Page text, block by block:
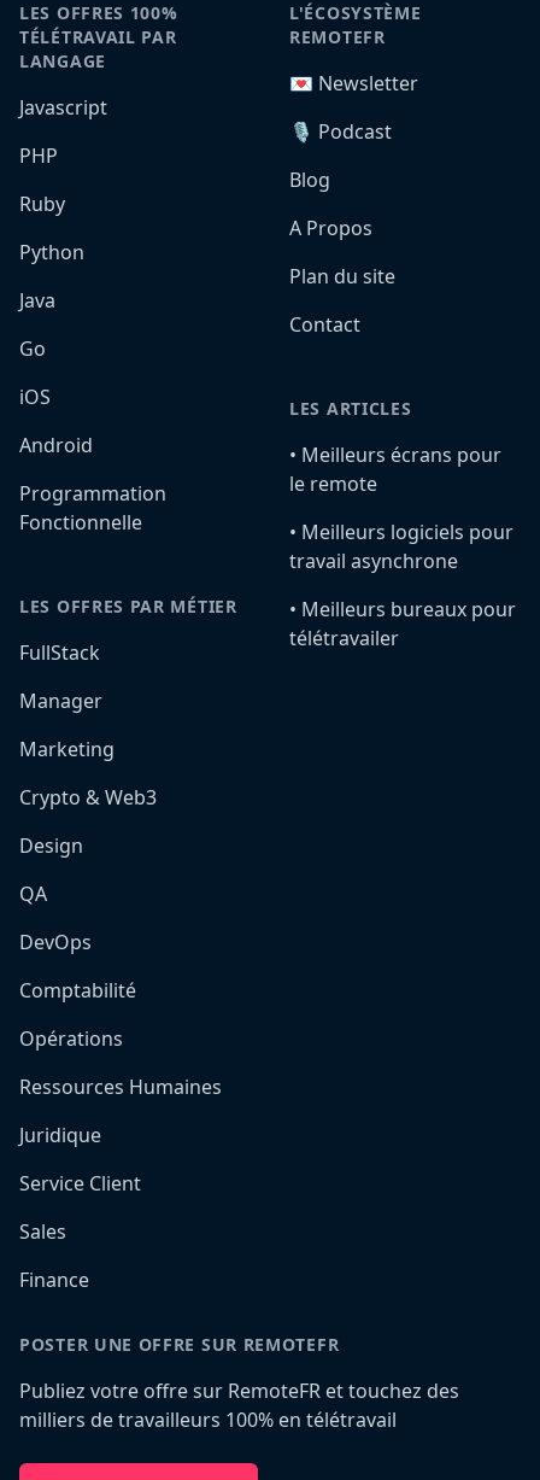
LES OFFRES 100%
TÉLÉTRAVAIL PAR
LANGAGE
Javascript
PHP
Ruby
Python
Java
Go
iOS
Android
Programmation
Fonctionnelle
LES OFFRES PAR MÉTIER
FullStack
Manager
Marketing
Crypto & Web3
Design
QA
DevOps
Comptabilité
Opérations
Ressources Humaines
Juridique
Service Client
Sales
Finance
L'ÉCOSYSTÈME
REMOTEFR
💌 Newsletter
🎙️ Podcast
Blog
A Propos
Plan du site
Contact
LES ARTICLES
•️ Meilleurs écrans pour
le remote
•️ Meilleurs logiciels pour
travail asynchrone
•️ Meilleurs bureaux pour
télétravailer
POSTER UNE OFFRE SUR REMOTEFR
Publiez votre offre sur RemoteFR et touchez des
milliers de travailleurs 100% en télétravail